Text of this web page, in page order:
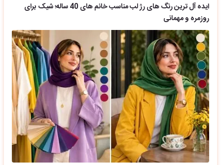
ایده آل ترین رنگ های رژ لب مناسب خانم های 40 ساله؛ شیک برای
روزمره و مهمانی